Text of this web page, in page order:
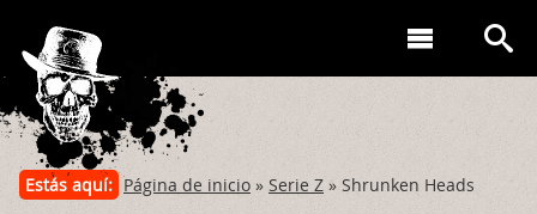
Estás aquí: Página de inicio » Serie Z » Shrunken Heads